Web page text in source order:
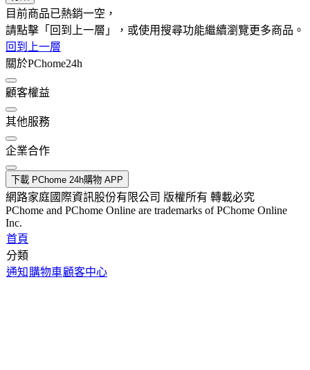
目前商品已熱銷一空，
請點擊「回到上一層」，或使用搜尋功能繼續瀏覽更多商品。
回到上一層
關於PChome24h
顧客權益
其他服務
企業合作
下載 PChome 24h購物 APP
網路家庭國際資訊股份有限公司 版權所有 轉載必究
PChome and PChome Online are trademarks of PChome Online
Inc.
首頁
分類
通知 購物車顧客中心